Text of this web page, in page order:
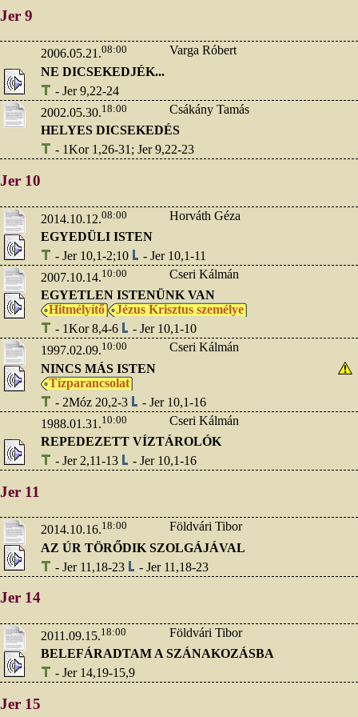
Jer 9
2006.05.21.08:00
Varga Róbert
NE DICSEKEDJÉK...
- Jer 9,22-24
2002.05.30.18:00
Csákány Tamás
HELYES DICSEKEDÉS
- 1Kor 1,26-31; Jer 9,22-23
Jer 10
2014.10.12.08:00
Horváth Géza
EGYEDÜLI ISTEN
- Jer 10,1-2;10
- Jer 10,1-11
2007.10.14.10:00
Cseri Kálmán
EGYETLEN ISTENÜNK VAN
Hitmélyítő
Jézus Krisztus személye
- 1Kor 8,4-6
- Jer 10,1-10
1997.02.09.10:00
Cseri Kálmán
NINCS MÁS ISTEN
Tízparancsolat
- 2Móz 20,2-3
- Jer 10,1-16
1988.01.31.10:00
Cseri Kálmán
REPEDEZETT VÍZTÁROLÓK
- Jer 2,11-13
- Jer 10,1-16
Jer 11
2014.10.16.18:00
Földvári Tibor
AZ ÚR TÖRŐDIK SZOLGÁJÁVAL
- Jer 11,18-23
- Jer 11,18-23
Jer 14
2011.09.15.18:00
Földvári Tibor
BELEFÁRADTAM A SZÁNAKOZÁSBA
- Jer 14,19-15,9
Jer 15